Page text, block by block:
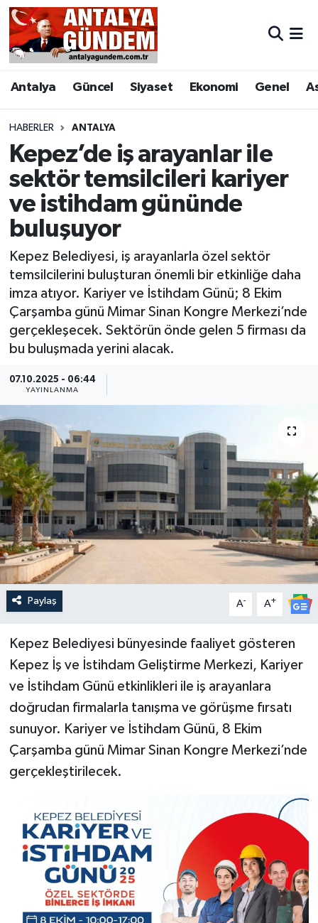
Antalya Güncel Siyaset Ekonomi Genel
HABERLER ANTALYA
Kepez’de iş arayanlar ile
sektör temsilcileri kariyer
ve istihdam gününde
buluşuyor
Kepez Belediyesi, iş arayanlarla özel sektör
temsilcilerini buluşturan önemli bir etkinliğe daha
imza atıyor. Kariyer ve İstihdam Günü; 8 Ekim
Çarşamba günü Mimar Sinan Kongre Merkezi’nde
gerçekleşecek. Sektörün önde gelen 5 firması da
bu buluşmada yerini alacak.
07.10.2025 - 06:44
YAYINLANMA
Paylaş A- A+
Kepez Belediyesi bünyesinde faaliyet gösteren
Kepez İş ve İstihdam Geliştirme Merkezi, Kariyer
ve İstihdam Günü etkinlikleri ile iş arayanlara
doğrudan firmalarla tanışma ve görüşme fırsatı
sunuyor. Kariyer ve İstihdam Günü, 8 Ekim
Çarşamba günü Mimar Sinan Kongre Merkezi’nde
gerçekleştirilecek.
Antalya
Asayiş
Bilim & Teknoloji
Bölge
EĞİTİM
Ekonomi
Genel
Görüntülü Haber
Güncel
Kültür & Sanat
Resmi İlan
Sağlık & Yaşam
Siyaset
Spor
Antalya Nöbetçi Eczaneler
Antalya Hava Durumu
Antalya Namaz Vakitleri
Antalya Trafik Yoğunluk Haritası
Süper Lig Puan Durumu ve Fikstür
Tüm Manşetler
Son Dakika Haberleri
Haber Arşivi